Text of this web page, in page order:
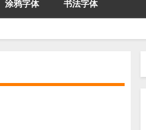
涂鸦字体 书法字体